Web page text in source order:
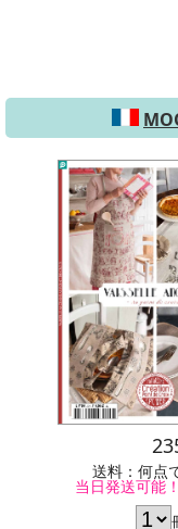
送料：何点
当日発送可能